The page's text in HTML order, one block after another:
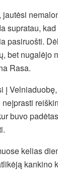
jautėsi
supratau,
pasiruošti.
bet nugalėjo
Rasa.
į
buvo
kelias
kankino